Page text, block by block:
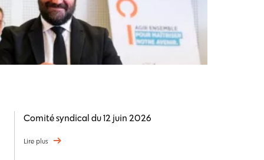
Comité syndical du 12 juin 2026
Lire plus